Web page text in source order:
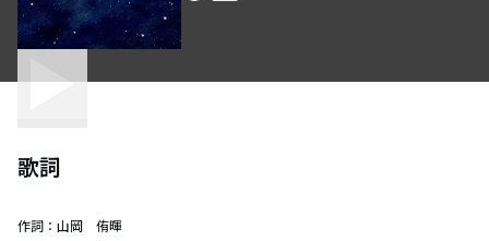
歌詞
作詞： 山岡 侑暉